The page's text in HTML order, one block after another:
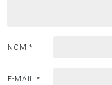
NOM *
E-MAIL *